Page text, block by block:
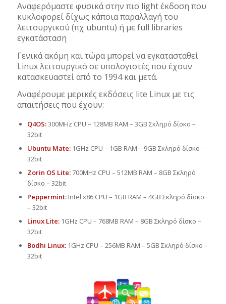
Αναφερόμαστε φυσικά στην πιο light έκδοση που
κυκλοφορεί δίχως κάποια παραλλαγή του
λειτουργικού (πχ ubuntu) ή με full libraries
εγκατάσταση
Γενικά ακόμη και τώρα μπορεί να εγκατασταθεί
Linux λειτουργικό σε υπολογιστές που έχουν
κατασκευαστεί από το 1994 και μετά.
Αναφέρουμε μερικές εκδόσεις lite Linux με τις
απαιτήσεις που έχουν:
Q4OS:300MHz CPU – 128MB RAM – 3GB Σκληρό δίσκο –
32bit
Ubuntu Mate:1GHz CPU – 1GB RAM – 9GB Σκληρό δίσκο –
32bit
Zorin OS Lite:700MHz CPU – 512MB RAM – 8GB Σκληρό
δίσκο – 32bit
Peppermint:Intel x86 CPU – 1GB RAM – 4GB Σκληρό δίσκο
– 32bit
Linux Lite:1GHz CPU – 768MB RAM – 8GB Σκληρό δίσκο –
32bit
Bodhi Linux:1GHz CPU – 256MB RAM – 5GB Σκληρό δίσκο –
32bit